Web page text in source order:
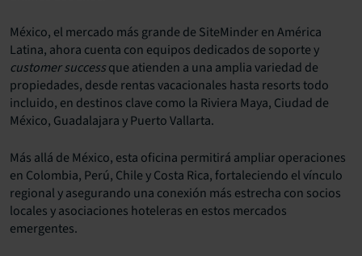
México, el mercado más grande de SiteMinderen América
Latina, ahora cuenta con equipos dedicados de soporte y
customer successque atienden a una amplia variedad de
propiedades, desde rentas vacacionales hasta resorts todo
incluido, en destinos clave como la Riviera Maya, Ciudad de
México, Guadalajara y Puerto Vallarta.
Más allá de México, esta oficina permitirá ampliar operaciones
en Colombia, Perú, Chile y Costa Rica, fortaleciendo el vínculo
regional y asegurando una conexión más estrecha con socios
locales y asociaciones hoteleras en estos mercados
emergentes.